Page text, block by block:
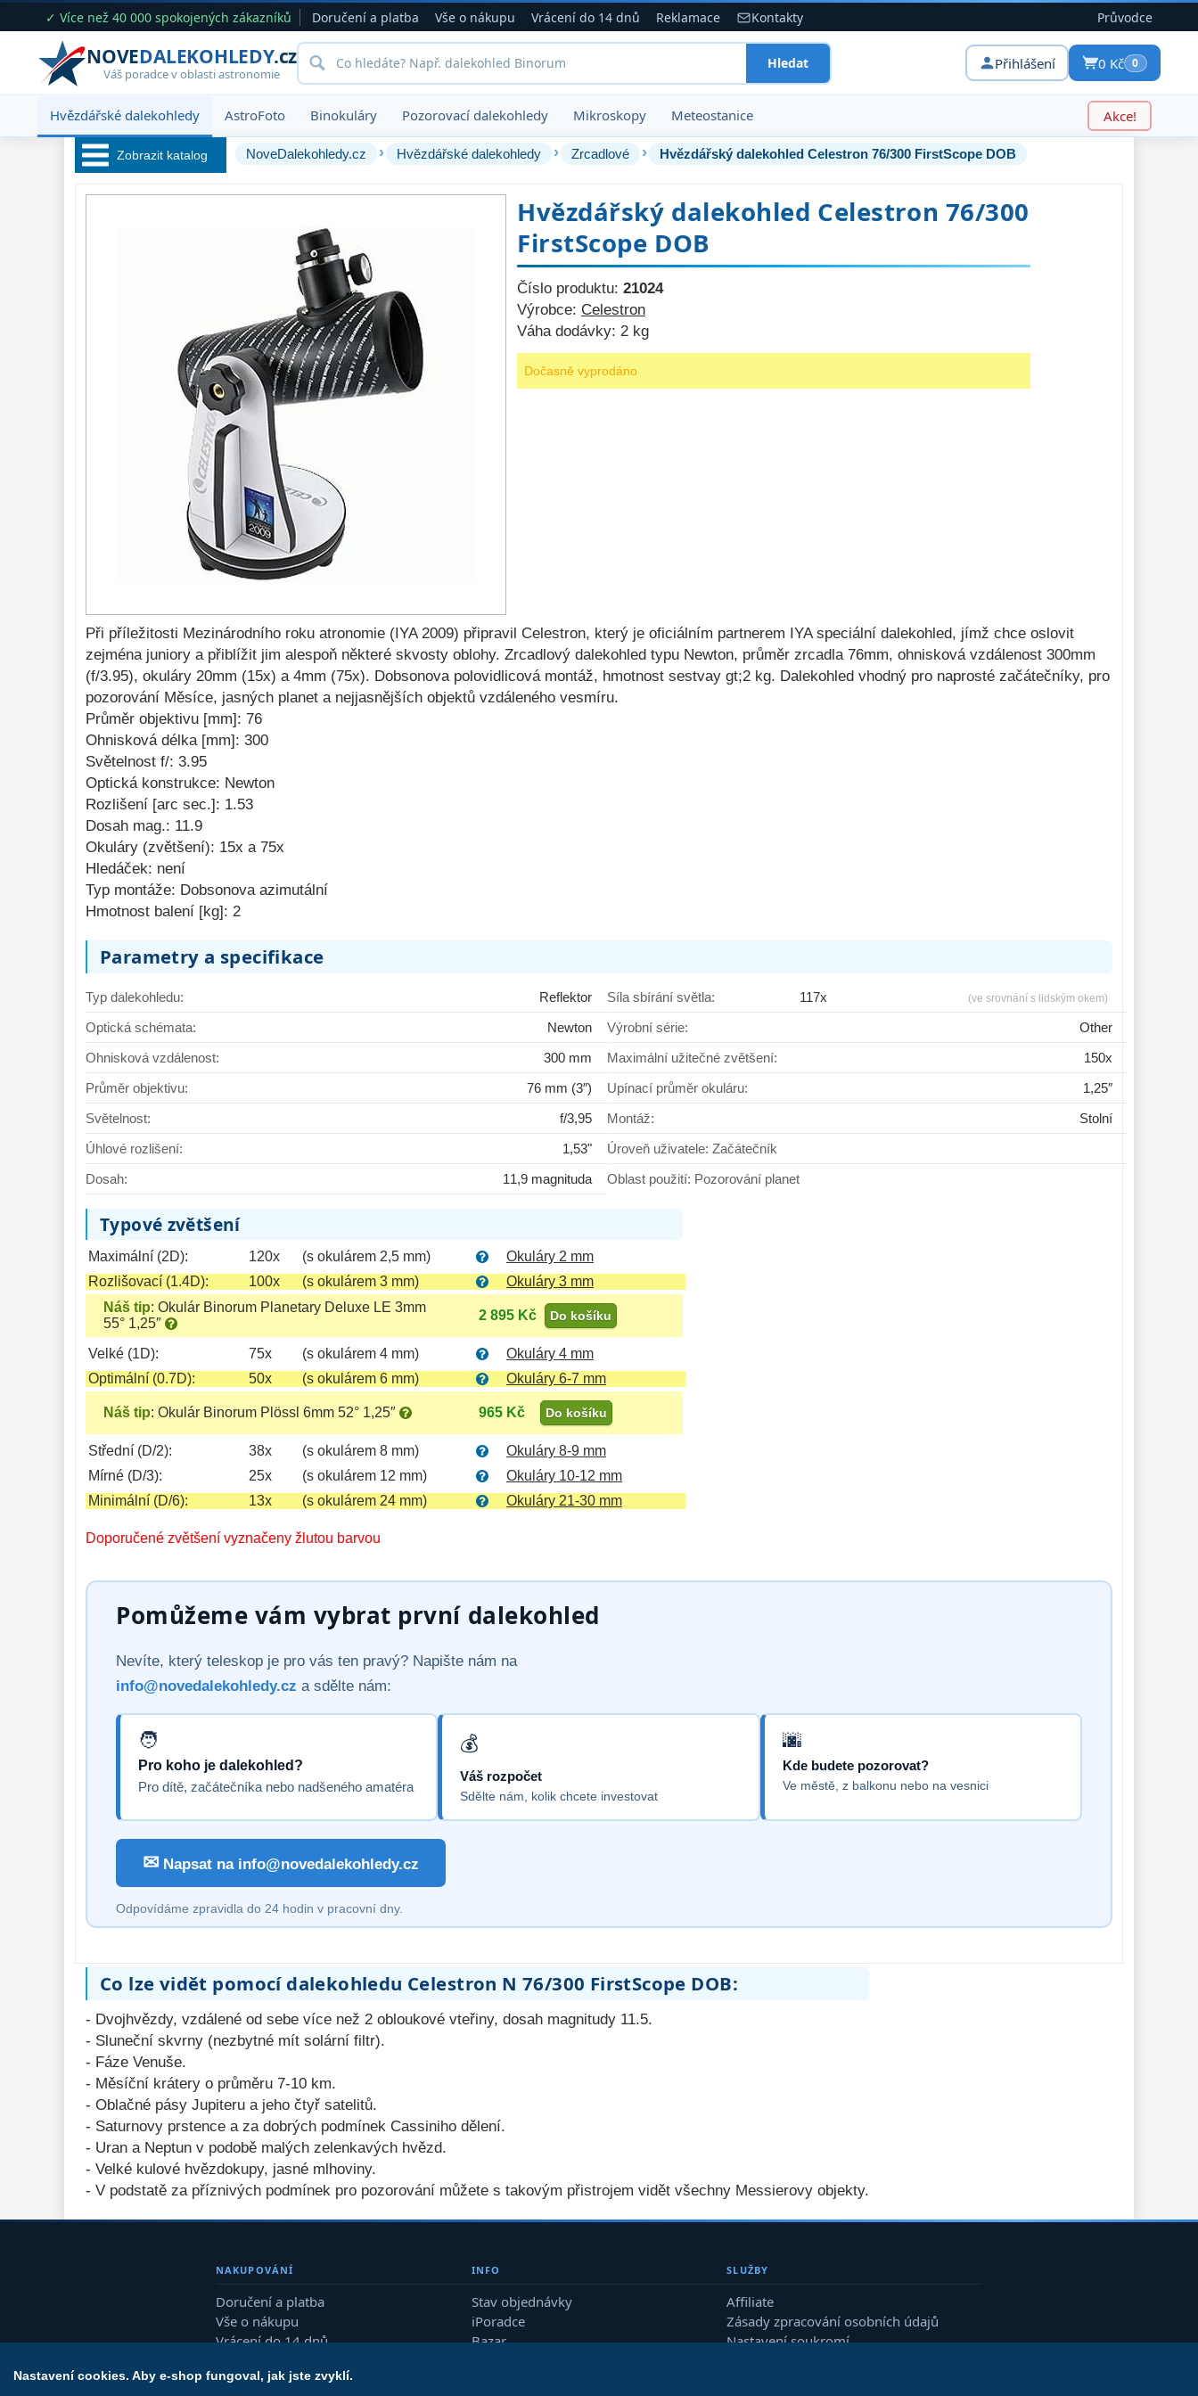
✓ Více než 40 000 spokojených zákazníků Doručení a platba Vše o nákupu Vrácení do 14 dnů Reklamace Kontakty Průvodce
NOVEDALEKOHLEDY.cz
Váš poradce v oblasti astronomie
Hledat Přihlášení 0 Kč 0
Hvězdářské dalekohledy AstroFoto Binokuláry Pozorovací dalekohledy Mikroskopy Meteostanice Akce!
Zobrazit katalog
ED / Apochromáty 33
Ritchey-Chrétien 13
25
41
Hledáčky
Příslušenství 54
Montáže 93
Seřízení 22
Zrcátka a hranoly 61
AstroFoto 306
Komponenty 78
Pozorovací
dalekohledy
Binokulární
dalekohledy
285
vidění
17
Příslušenství
mikroskopů
Foto stativy
NoveDalekohledy.cz › Hvězdářské dalekohledy › Zrcadlové › Hvězdářský dalekohled Celestron 76/300 FirstScope DOB
Hvězdářský dalekohled Celestron 76/300
FirstScope DOB
Číslo produktu: 21024
Výrobce: Celestron
Váha dodávky: 2 kg
Dočasně vyprodáno
Při příležitosti Mezinárodního roku atronomie (IYA 2009) připravil Celestron, který je oficiálním partnerem IYA speciální dalekohled, jímž chce oslovit
zejména juniory a přiblížit jim alespoň některé skvosty oblohy. Zrcadlový dalekohled typu Newton, průměr zrcadla 76mm, ohnisková vzdálenost 300mm
(f/3.95), okuláry 20mm (15x) a 4mm (75x). Dobsonova polovidlicová montáž, hmotnost sestvay gt;2 kg. Dalekohled vhodný pro naprosté začátečníky, pro
pozorování Měsíce, jasných planet a nejjasnějších objektů vzdáleného vesmíru.
Průměr objektivu [mm]: 76
Ohnisková délka [mm]: 300
Světelnost f/: 3.95
Optická konstrukce: Newton
Rozlišení [arc sec.]: 1.53
Dosah mag.: 11.9
Okuláry (zvětšení): 15x a 75x
Hledáček: není
Typ montáže: Dobsonova azimutální
Hmotnost balení [kg]: 2
Parametry a specifikace
Typ dalekohledu:
Reflektor
Optická schémata:
Newton
Ohnisková vzdálenost:
300 mm
Průměr objektivu:
76 mm (3″)
Světelnost:
f/3,95
Úhlové rozlišení:
1,53"
Dosah:
11,9 magnituda
Síla sbírání světla: 117x (ve srovnání s lidským okem)
Výrobní série:
Other
Maximální užitečné zvětšení:
150x
Upínací průměr okuláru:
1,25″
Montáž:
Stolní
Úroveň uživatele: Začátečník
Oblast použití: Pozorování planet
Typové zvětšení
Maximální (2D): 120x (s okulárem 2,5 mm)
Okuláry 2 mm
Rozlišovací (1.4D):
100x (s okulárem 3 mm)
Okuláry 3 mm
Náš tip: Okulár Binorum Planetary Deluxe LE 3mm
55° 1,25″
2 895 Kč Do košíku
Velké (1D): 75x (s okulárem 4 mm)
Okuláry 4 mm
Optimální (0.7D):
50x (s okulárem 6 mm) Okuláry 6-7 mm
Náš tip: Okulár Binorum Plössl 6mm 52° 1,25″ 965 Kč Do košíku
Střední (D/2): 38x (s okulárem 8 mm)
Okuláry 8-9 mm
Mírné (D/3):
25x (s okulárem 12 mm)
Okuláry 10-12 mm
Minimální (D/6):
13x (s okulárem 24 mm) Okuláry 21-30 mm
Doporučené zvětšení vyznačeny žlutou barvou
Pomůžeme vám vybrat první dalekohled
Nevíte, který teleskop je pro vás ten pravý? Napište nám na
info@novedalekohledy.cz a sdělte nám:
Pro koho je dalekohled?
Pro dítě, začátečníka nebo nadšeného amatéra
Váš rozpočet
Sdělte nám, kolik chcete investovat
Kde budete pozorovat?
Ve městě, z balkonu nebo na vesnici
✉ Napsat na info@novedalekohledy.cz
Odpovídáme zpravidla do 24 hodin v pracovní dny.
Co lze vidět pomocí dalekohledu Celestron N 76/300 FirstScope DOB:
- Dvojhvězdy, vzdálené od sebe více než 2 obloukové vteřiny, dosah magnitudy 11.5.
- Sluneční skvrny (nezbytné mít solární filtr).
- Fáze Venuše.
- Měsíční krátery o průměru 7-10 km.
- Oblačné pásy Jupiteru a jeho čtyř satelitů.
- Saturnovy prstence a za dobrých podmínek Cassiniho dělení.
- Uran a Neptun v podobě malých zelenkavých hvězd.
- Velké kulové hvězdokupy, jasné mlhoviny.
- V podstatě za příznivých podmínek pro pozorování můžete s takovým přistrojem vidět všechny Messierovy objekty.
NAKUPOVÁNÍ
Doručení a platba
Vše o nákupu
Vrácení do 14 dnů
INFO
Stav objednávky
iPoradce
Bazar
SLUŽBY
Affiliate
Zásady zpracování osobních údajů
Nastavení soukromí
Nastavení cookies. Aby e-shop fungoval, jak jste zvyklí.